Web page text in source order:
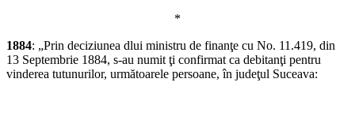
*
1884: „Prin deciziunea dlui ministru de finanţe cu No. 11.419, din
13 Septembrie 1884, s-au numit ţi confirmat ca debitanţi pentru
vinderea tutunurilor, următoarele persoane, în judeţul Suceava: